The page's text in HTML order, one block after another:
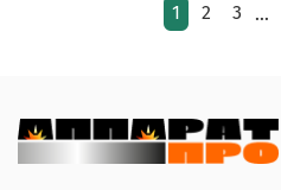
1 2 3 …